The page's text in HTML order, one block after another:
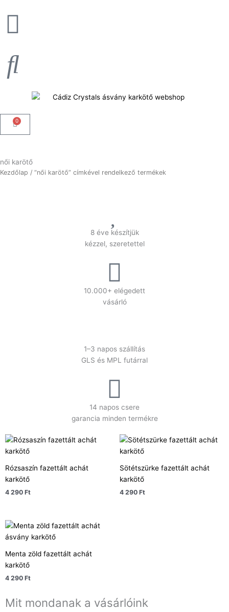
0
Kosár
női karötő
Kezdőlap / “női karötő” címkével rendelkező termékek
8 éve készítjük
kézzel, szeretettel
10.000+ elégedett
vásárló
1–3 napos szállítás
GLS és MPL futárral
14 napos csere
garancia minden termékre
Rózsaszín fazettált achát
karkötő
4 290 Ft
Sötétszürke fazettált achát
karkötő
4 290 Ft
Menta zöld fazettált achát
karkötő
4 290 Ft
Mit mondanak a vásárlóink